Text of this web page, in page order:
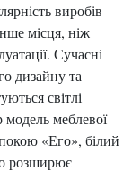
виробів
місця, ніж
Сучасні
дизайну та
світлі
модель меблевої
«Его», білий
розширює